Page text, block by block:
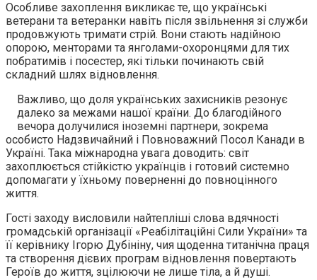
Особливе захоплення викликає те, що українські
ветерани та ветеранки навіть після звільнення зі служби
продовжують тримати стрій. Вони стають надійною
опорою, менторами та янголами-охоронцями для тих
побратимів і посестер, які тільки починають свій
складний шлях відновлення.
Важливо, що доля українських захисників резонує
далеко за межами нашої країни. До благодійного
вечора долучилися іноземні партнери, зокрема
особисто Надзвичайний і Повноважний Посол Канади в
Україні. Така міжнародна увага доводить: світ
захоплюється стійкістю українців і готовий системно
допомагати у їхньому поверненні до повноцінного
життя.
Гості заходу висловили найтепліші слова вдячності
громадській організації «Реабілітаційні Сили України» та
її керівнику Ігорю Дубініну, чия щоденна титанічна праця
та створення дієвих програм відновлення повертають
Героїв до життя, зцілюючи не лише тіла, а й душі.